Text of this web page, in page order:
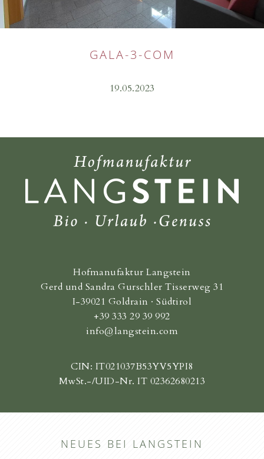
GALA-3-COM
19.05.2023
Hofmanufaktur Langstein
Gerd und Sandra Gurschler Tisserweg 31
I-39021 Goldrain · Südtirol
+39 333 29 39 992
info@langstein.com
CIN: IT021037B53YV5YPI8
MwSt.-/UID-Nr. IT 02362680213
NEUES BEI LANGSTEIN